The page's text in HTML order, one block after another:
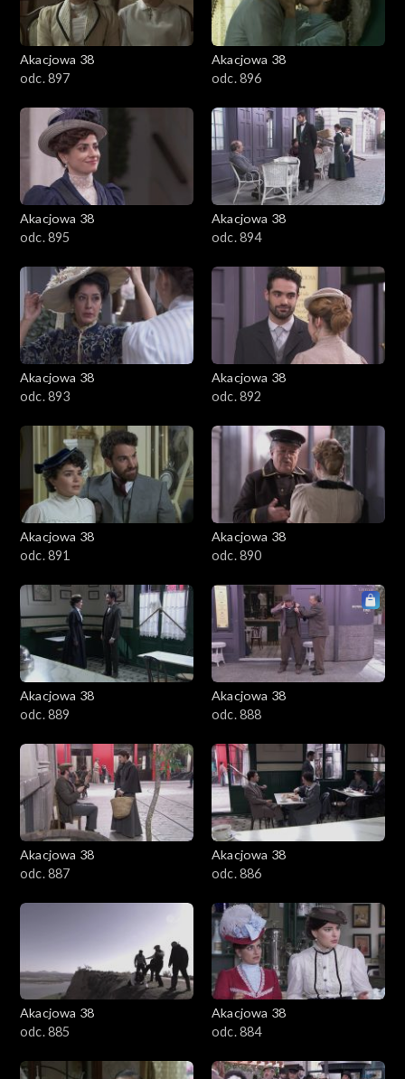
Akacjowa 38
odc. 897
Akacjowa 38
odc. 896
Akacjowa 38
odc. 895
Akacjowa 38
odc. 894
Akacjowa 38
odc. 893
Akacjowa 38
odc. 892
Akacjowa 38
odc. 891
Akacjowa 38
odc. 890
Akacjowa 38
odc. 889
Akacjowa 38
odc. 888
Akacjowa 38
odc. 887
Akacjowa 38
odc. 886
Akacjowa 38
odc. 885
Akacjowa 38
odc. 884